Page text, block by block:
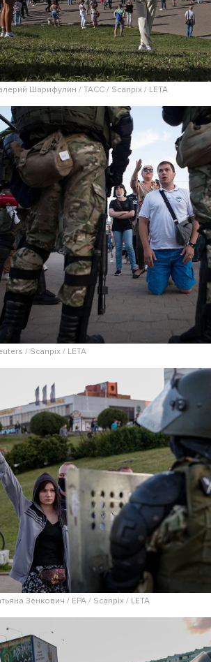
Шарифулин / ТАСС / Scanpix / LETA
/ Scanpix / LETA
Зенкович / EPA / Scanpix / LETA